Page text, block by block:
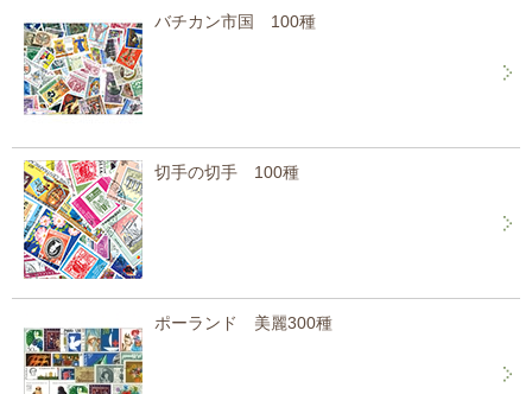
バチカン市国 100種
切手の切手 100種
ポーランド 美麗300種